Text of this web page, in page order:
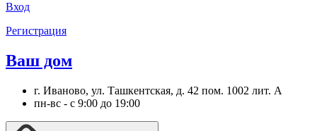
Вход
Регистрация
Ваш дом
г. Иваново, ул. Ташкентская, д. 42 пом. 1002 лит. А
пн-вс - с 9:00 до 19:00